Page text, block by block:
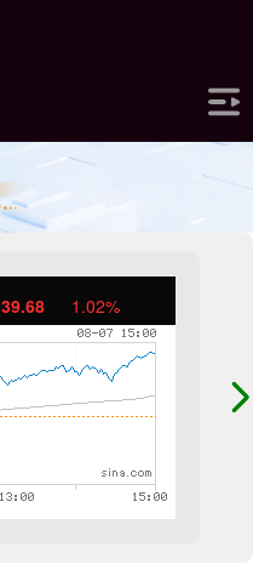
39.68 1.02%